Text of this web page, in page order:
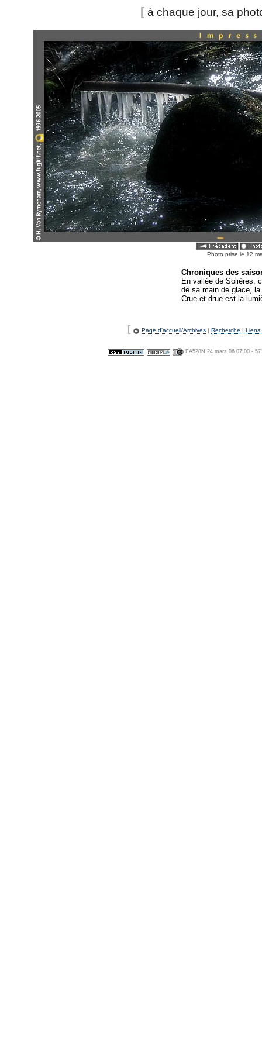
[ à chaque jour, sa
Photo prise le 12
Chroniques des
En vallée de Solières,
de sa main de glace,
Crue et drue est la
[ Page d'accueil/Archives | Recherche | Liens
FA528N 24 mars 06 07:00 -